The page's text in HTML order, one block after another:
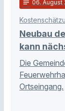
notes 06. August
Neubau
kann
Die
Ortseingang.